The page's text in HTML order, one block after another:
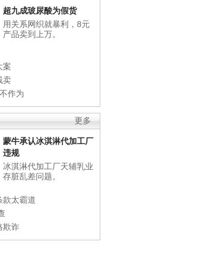
超九成玻尿酸为假货
用关系网织就暴利，8元
产品卖到上万。
案
卖
作为
更多
蒙牛承认冰淇淋代加工厂
违规
冰淇淋代加工厂天辅乳业
存脏乱差问题。
款太霸道
欺诈